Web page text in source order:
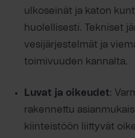
ulkoseinät ja katon
huolellisesti. Tekniset
vesijärjestelmät ja
toimivuuden kannalta.
Luvat ja oikeudet:
rakennettu
kiinteistöön liittyvät